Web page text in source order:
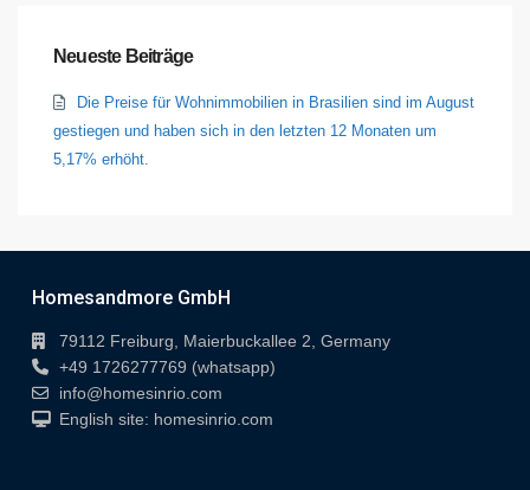
Neueste Beiträge
Die Preise für Wohnimmobilien in Brasilien sind im August
gestiegen und haben sich in den letzten 12 Monaten um
5,17% erhöht.
Homesandmore GmbH
79112 Freiburg, Maierbuckallee 2, Germany
+49 1726277769 (whatsapp)
info@homesinrio.com
English site: homesinrio.com